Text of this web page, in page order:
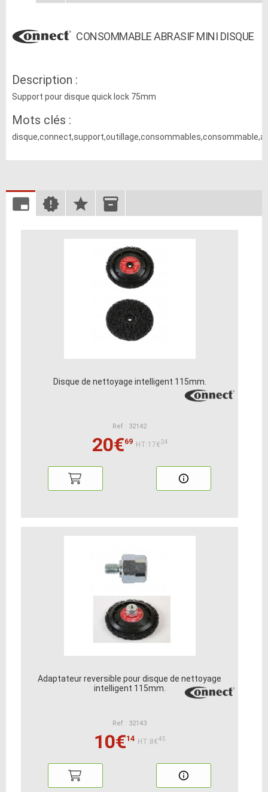
CONSOMMABLE ABRASIF MINI DISQUE
Description :
Support pour disque quick lock 75mm
Mots clés :
Disque de nettoyage intelligent 115mm.
Ref : 32142
20€69 HT:17€24
Adaptateur reversible pour disque de nettoyage
intelligent 115mm.
Ref : 32143
10€14 HT:8€45